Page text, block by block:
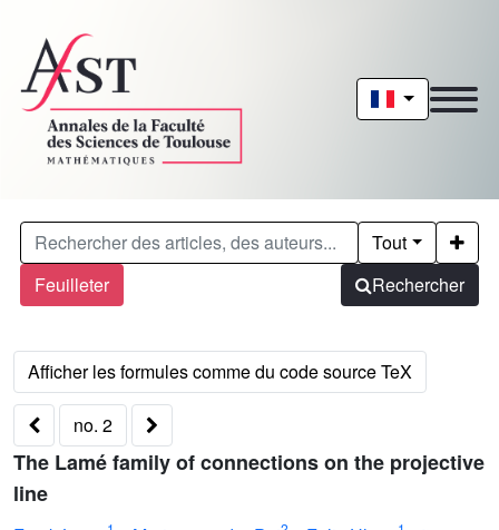
Feuilleter
Tout
Rechercher
no. 2
The Lamé family of connections on the projective
line